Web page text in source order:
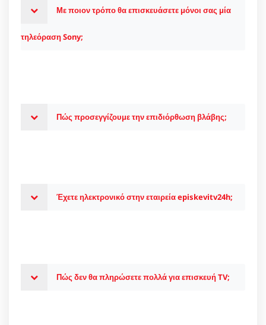
Με ποιον τρόπο θα επισκευάσετε μόνοι σας μία
τηλεόραση Sony;
Πώς προσεγγίζουμε την επιδιόρθωση βλάβης;
Έχετε ηλεκτρονικό στην εταιρεία episkevitv24h;
Πώς δεν θα πληρώσετε πολλά για επισκευή TV;